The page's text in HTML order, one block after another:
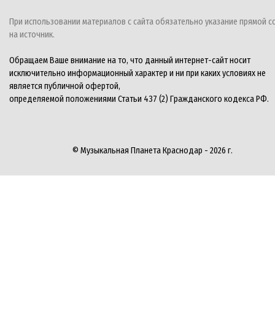
При использовании материалов с сайта обязательно указание прямой
на источник.
Обращаем Ваше внимание на то, что данный интернет-сайт носит
исключительно информационный характер и ни при каких условиях не
является публичной офертой,
определяемой положениями Статьи 437 (2) Гражданского кодекса РФ.
© Музыкальная Планета Краснодар - 2026 г.